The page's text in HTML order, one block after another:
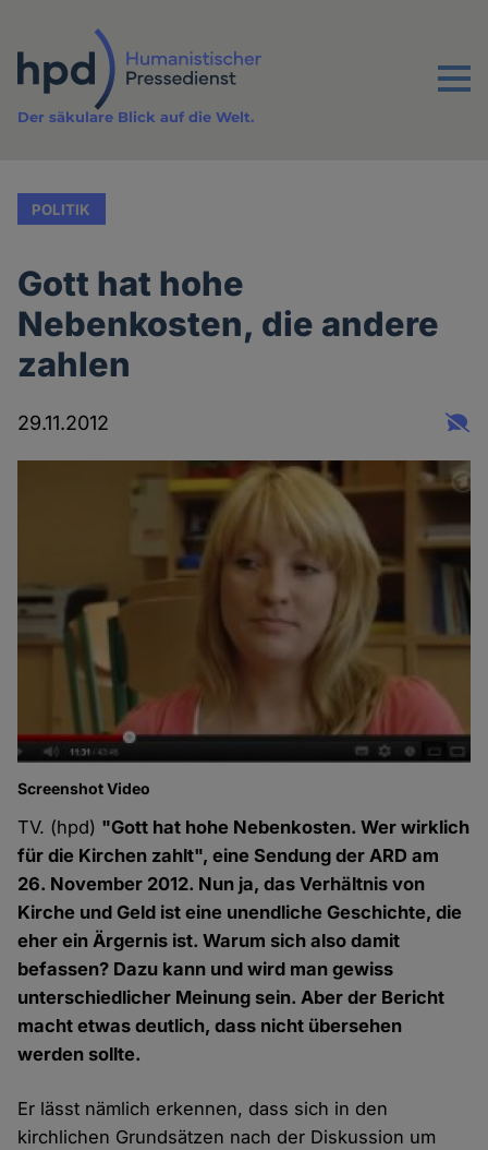
Inhalt
Menu
Der säkulare Blick auf die Welt.
POLITIK
Gott hat hohe
Nebenkosten, die andere
zahlen
29.11.2012
Screenshot Video
TV. (hpd) "Gott hat hohe Nebenkosten. Wer wirklich
für die Kirchen zahlt", eine Sendung der ARD am
26. November 2012. Nun ja, das Verhältnis von
Kirche und Geld ist eine unendliche Geschichte, die
eher ein Ärgernis ist. Warum sich also damit
befassen? Dazu kann und wird man gewiss
unterschiedlicher Meinung sein. Aber der Bericht
macht etwas deutlich, dass nicht übersehen
werden sollte.
Er lässt nämlich erkennen, dass sich in den
kirchlichen Grundsätzen nach der Diskussion um